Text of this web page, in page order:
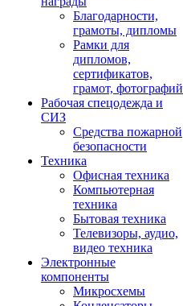
Благодарности,
грамоты, дипломы
Рамки для
дипломов,
сертификатов,
грамот, фотографий
Рабочая спецодежда и
СИЗ
Средства пожарной
безопасности
Техника
Офисная техника
Компьютерная
техника
Бытовая техника
Телевизоры, аудио,
видео техника
Электронные
компоненты
Микросхемы